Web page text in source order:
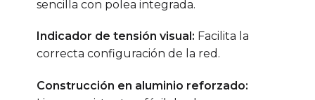
sencilla con polea integrada.
Indicador de tensión visual: Facilita la
correcta configuración de la red.
Construcción en aluminio reforzado: